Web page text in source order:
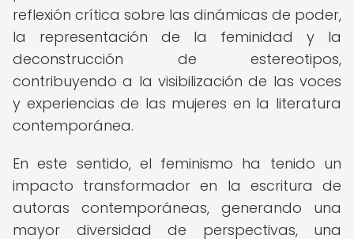
reflexión crítica sobre las dinámicas de poder,
la representación de la feminidad y la
deconstrucción de estereotipos,
contribuyendo a la visibilización de las voces
y experiencias de las mujeres en la literatura
contemporánea.
En este sentido, el feminismo ha tenido un
impacto transformador en la escritura de
autoras contemporáneas, generando una
mayor diversidad de perspectivas, una